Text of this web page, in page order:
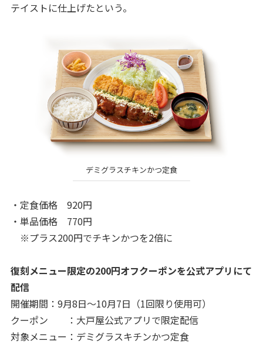
テイストに仕上げたという。
デミグラスチキンかつ定食
・定食価格 920円
・単品価格 770円
※プラス200円でチキンかつを2倍に
復刻メニュー限定の200円オフクーポンを公式アプリにて
配信
開催期間：9月8日～10月7日（1回限り使用可）
クーポン ：大戸屋公式アプリで限定配信
対象メニュー：デミグラスキチンかつ定食